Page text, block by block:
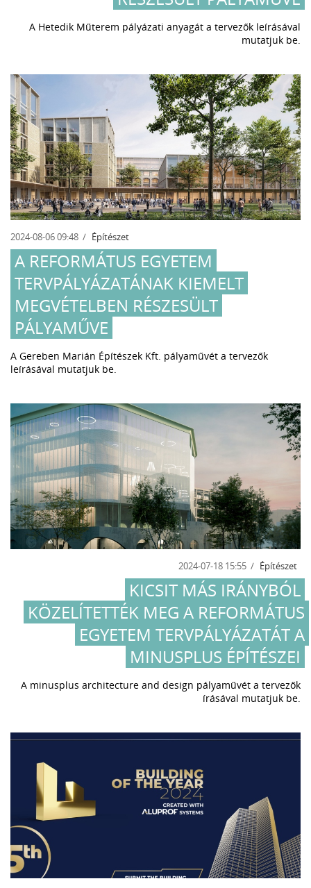
A Hetedik Műterem pályázati anyagát a tervezők leírásával
mutatjuk be.
2024-08-06 09:48 Építészet
A REFORMÁTUS EGYETEM
TERVPÁLYÁZATÁNAK KIEMELT
MEGVÉTELBEN RÉSZESÜLT
PÁLYAMŰVE
A Gereben Marián Építészek Kft. pályaművét a tervezők
leírásával mutatjuk be.
2024-07-18 15:55 Építészet
KICSIT MÁS IRÁNYBÓL
KÖZELÍTETTÉK MEG A REFORMÁTUS
EGYETEM TERVPÁLYÁZATÁT A
MINUSPLUS ÉPÍTÉSZEI
A minusplus architecture and design pályaművét a tervezők
írásával mutatjuk be.